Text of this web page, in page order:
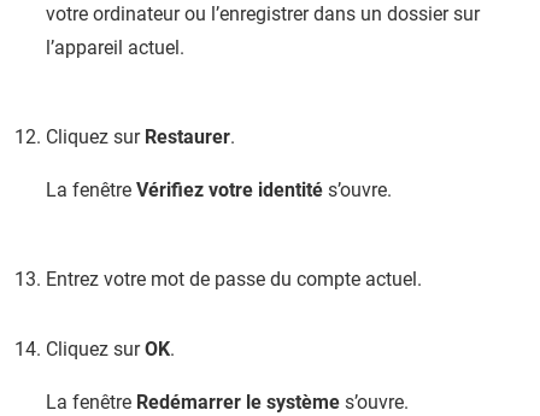
votre ordinateur ou l’enregistrer dans un dossier sur
l’appareil actuel.
Cliquez sur Restaurer.
La fenêtre Vérifiez votre identité s’ouvre.
Entrez votre mot de passe du compte actuel.
Cliquez surOK.
La fenêtre Redémarrer le système s’ouvre.